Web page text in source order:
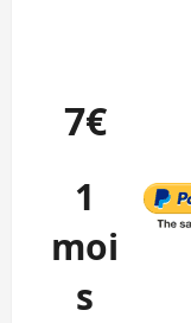
7€
1
moi
s